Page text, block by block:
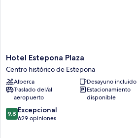
Hotel
Estepona
Plaza
Centro
histórico
Estepona
Hotel Estepona Plaza
Centro histórico de Estepona
Alberca
Desayuno incluido
Traslado del/al
aeropuerto
Estacionamiento
disponible
9.8
de
9.8 Excepcional
629 opiniones